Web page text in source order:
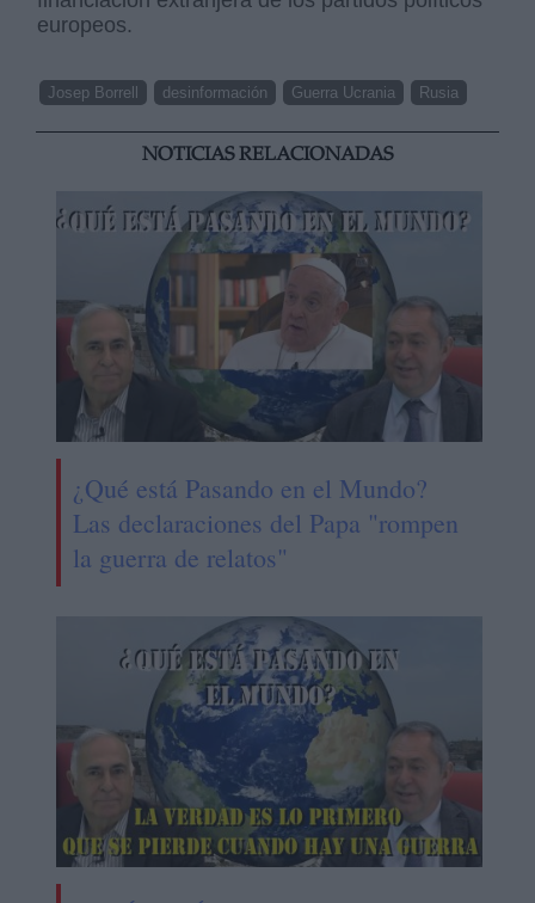
europeos.
Josep Borrell desinformación Guerra Ucrania Rusia
NOTICIAS RELACIONADAS
¿Qué está Pasando en el Mundo?
Las declaraciones del Papa "rompen
la guerra de relatos"